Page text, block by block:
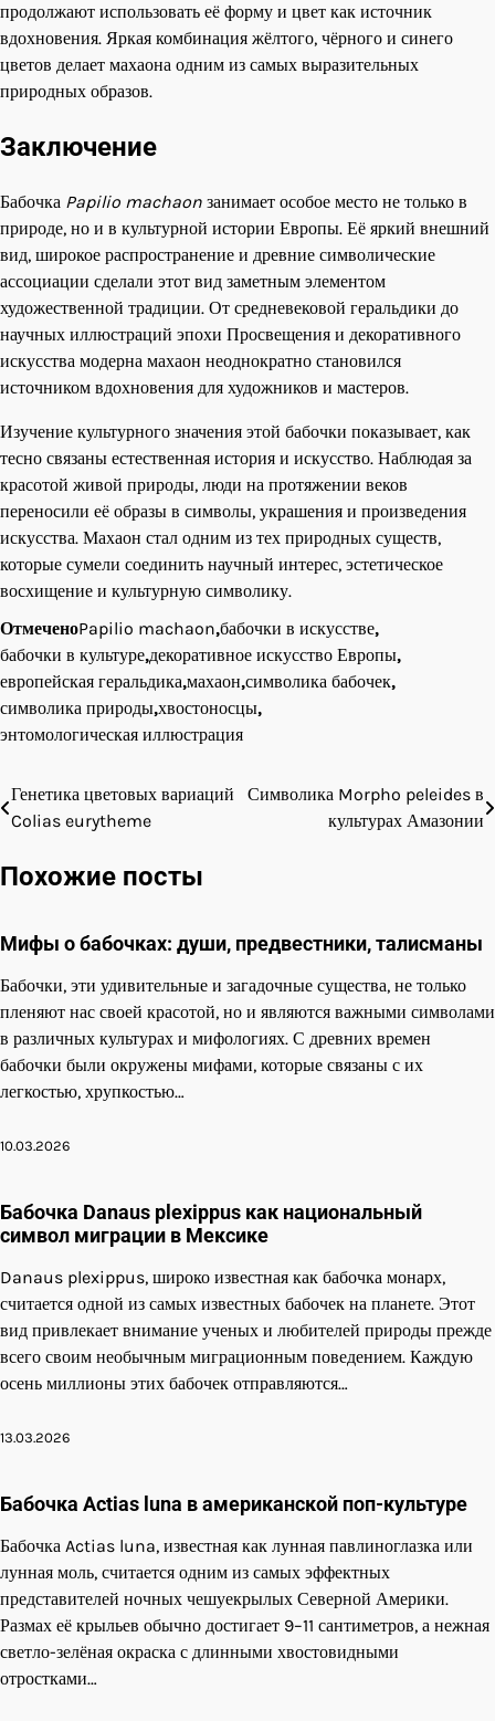
продолжают использовать её форму и цвет как источник
вдохновения. Яркая комбинация жёлтого, чёрного и синего
цветов делает махаона одним из самых выразительных
природных образов.
Заключение
Бабочка Papilio machaon занимает особое место не только в
природе, но и в культурной истории Европы. Её яркий внешний
вид, широкое распространение и древние символические
ассоциации сделали этот вид заметным элементом
художественной традиции. От средневековой геральдики до
научных иллюстраций эпохи Просвещения и декоративного
искусства модерна махаон неоднократно становился
источником вдохновения для художников и мастеров.
Изучение культурного значения этой бабочки показывает, как
тесно связаны естественная история и искусство. Наблюдая за
красотой живой природы, люди на протяжении веков
переносили её образы в символы, украшения и произведения
искусства. Махаон стал одним из тех природных существ,
которые сумели соединить научный интерес, эстетическое
восхищение и культурную символику.
ОтмеченоPapilio machaon,бабочки в искусстве,
бабочки в культуре,декоративное искусство Европы,
европейская геральдика,махаон,символика бабочек,
символика природы,хвостоносцы,
энтомологическая иллюстрация
Навигация
записям
Генетика цветовых вариаций
Colias eurytheme
Символика Morpho peleides в
культурах Амазонии
Похожие посты
Мифы о бабочках: души, предвестники, талисманы
Бабочки, эти удивительные и загадочные существа, не только
пленяют нас своей красотой, но и являются важными символами
в различных культурах и мифологиях. С древних времен
бабочки были окружены мифами, которые связаны с их
легкостью, хрупкостью…
10.03.2026
Бабочка Danaus plexippus как национальный
символ миграции в Мексике
Danaus plexippus, широко известная как бабочка монарх,
считается одной из самых известных бабочек на планете. Этот
вид привлекает внимание ученых и любителей природы прежде
всего своим необычным миграционным поведением. Каждую
осень миллионы этих бабочек отправляются…
13.03.2026
Бабочка Actias luna в американской поп-культуре
Бабочка Actias luna, известная как лунная павлиноглазка или
лунная моль, считается одним из самых эффектных
представителей ночных чешуекрылых Северной Америки.
Размах её крыльев обычно достигает 9–11 сантиметров, а нежная
светло-зелёная окраска с длинными хвостовидными
отростками…